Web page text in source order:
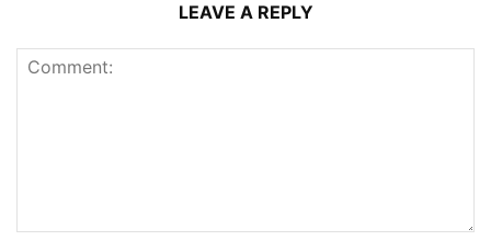
LEAVE A REPLY